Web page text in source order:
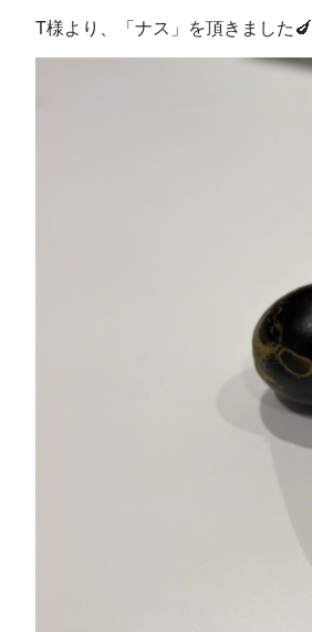
T様より、「ナス」を頂きました🍆